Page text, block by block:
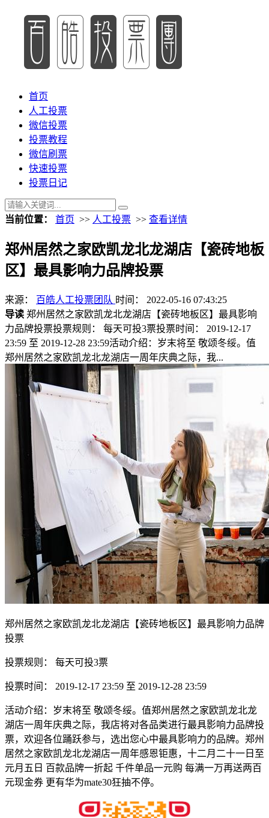
首页
人工投票
微信投票
投票教程
微信刷票
快速投票
投票日记
当前位置： 首页 >> 人工投票 >> 查看详情
郑州居然之家欧凯龙北龙湖店【瓷砖地板
区】最具影响力品牌投票
来源： 百皓人工投票团队 时间： 2022-05-16 07:43:25
导读 郑州居然之家欧凯龙北龙湖店【瓷砖地板区】最具影响
力品牌投票投票规则： 每天可投3票投票时间： 2019-12-17
23:59 至 2019-12-28 23:59活动介绍：岁末将至 敬颂冬绥。值
郑州居然之家欧凯龙北龙湖店一周年庆典之际，我...
郑州居然之家欧凯龙北龙湖店【瓷砖地板区】最具影响力品牌
投票
投票规则： 每天可投3票
投票时间： 2019-12-17 23:59 至 2019-12-28 23:59
活动介绍：岁末将至 敬颂冬绥。值郑州居然之家欧凯龙北龙
湖店一周年庆典之际，我店将对各品类进行最具影响力品牌投
票，欢迎各位踊跃参与，选出您心中最具影响力的品牌。郑州
居然之家欧凯龙北龙湖店一周年感恩钜惠，十二月二十一日至
元月五日 百款品牌一折起 千件单品一元购 每满一万再送两百
元现金券 更有华为mate30狂抽不停。